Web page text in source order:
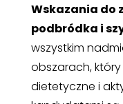
Wskazania do
podbródka i
wszystkim
obszarach,
dietetyczne i